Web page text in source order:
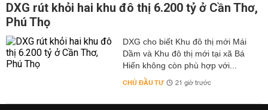
DXG rút khỏi hai khu đô thị 6.200 tỷ ở Cần Thơ,
Phú Thọ
DXG cho biết Khu đô thị mới Mái
Dầm và Khu đô thị mới tại xã Bá
Hiến không còn phù hợp với...
CHỦ ĐẦU TƯ 21 giờ trước